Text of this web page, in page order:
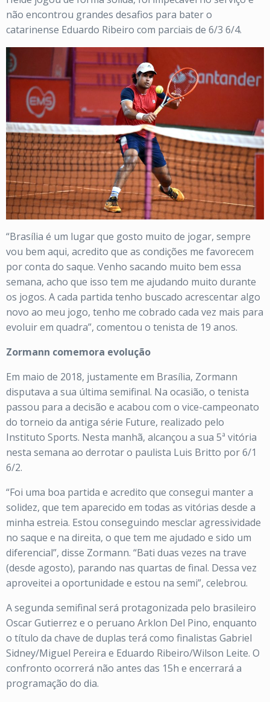
não encontrou grandes desafios para bater o
catarinense Eduardo Ribeiro com parciais de 6/3 6/4.
“Brasília é um lugar que gosto muito de jogar, sempre
vou bem aqui, acredito que as condições me favorecem
por conta do saque. Venho sacando muito bem essa
semana, acho que isso tem me ajudando muito durante
os jogos. A cada partida tenho buscado acrescentar algo
novo ao meu jogo, tenho me cobrado cada vez mais para
evoluir em quadra”, comentou o tenista de 19 anos.
Zormann comemora evolução
Em maio de 2018, justamente em Brasília, Zormann
disputava a sua última semifinal. Na ocasião, o tenista
passou para a decisão e acabou com o vice-campeonato
do torneio da antiga série Future, realizado pelo
Instituto Sports. Nesta manhã, alcançou a sua 5ª vitória
nesta semana ao derrotar o paulista Luis Britto por 6/1
6/2.
“Foi uma boa partida e acredito que consegui manter a
solidez, que tem aparecido em todas as vitórias desde a
minha estreia. Estou conseguindo mesclar agressividade
no saque e na direita, o que tem me ajudado e sido um
diferencial”, disse Zormann. “Bati duas vezes na trave
(desde agosto), parando nas quartas de final. Dessa vez
aproveitei a oportunidade e estou na semi”, celebrou.
A segunda semifinal será protagonizada pelo brasileiro
Oscar Gutierrez e o peruano Arklon Del Pino, enquanto
o título da chave de duplas terá como finalistas Gabriel
Sidney/Miguel Pereira e Eduardo Ribeiro/Wilson Leite. O
confronto ocorrerá não antes das 15h e encerrará a
programação do dia.